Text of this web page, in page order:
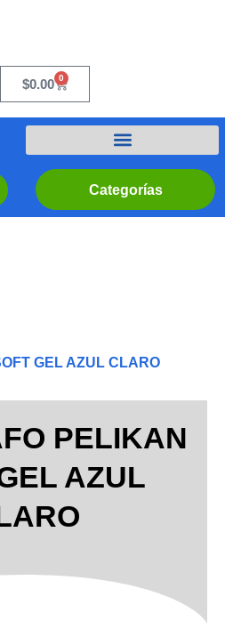
$0.00 0
Cart
Categorías
GEL AZUL CLARO
PELIKAN
AZUL